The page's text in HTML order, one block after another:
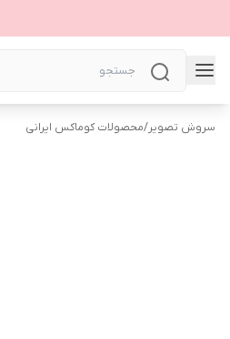
سروش تصویر/محصولات کوماکس ایرانی